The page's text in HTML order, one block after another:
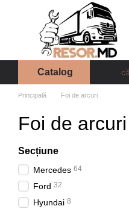
Mergi la conținutul principal
Catalog
Principală Foi de arcuri
Foi de arcuri
Seсțiune
Mercedes 64
Ford 32
Hyundai 8